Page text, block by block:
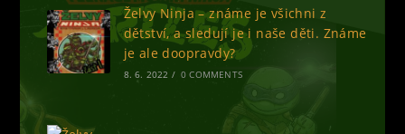
Želvy Ninja – známe je všichni z
dětství, a sledují je i naše děti. Známe
je ale doopravdy?
8. 6. 2022 / 0 COMMENTS